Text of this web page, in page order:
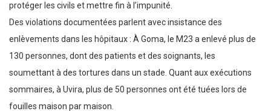
protéger les civils et mettre fin à l’impunité.
Des violations documentées parlent avec insistance des
enlèvements dans les hôpitaux : À Goma, le M23 a enlevé plus de
130 personnes, dont des patients et des soignants, les
soumettant à des tortures dans un stade. Quant aux exécutions
sommaires, à Uvira, plus de 50 personnes ont été tuées lors de
fouilles maison par maison.